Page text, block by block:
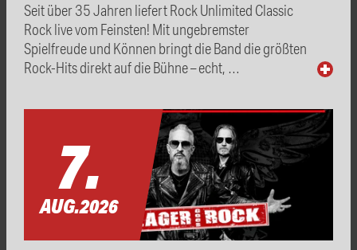
Seit über 35 Jahren liefert Rock Unlimited Classic
Rock live vom Feinsten! Mit ungebremster
Spielfreude und Können bringt die Band die größten
Rock-Hits direkt auf die Bühne – echt, …
7.
AUG.2026